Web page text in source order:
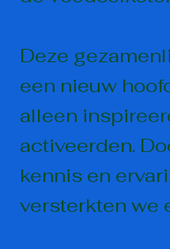
Deze
een nieuw
alleen
activeerden.
kennis en
versterkten we